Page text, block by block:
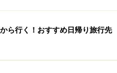
ら行く！おすすめ日帰り旅行先